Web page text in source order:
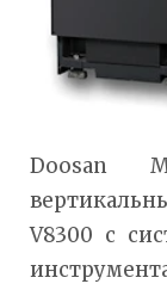
Doosan
V8300 с